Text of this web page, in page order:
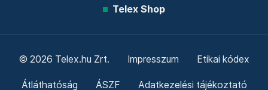
Telex Shop
© 2026 Telex.hu Zrt. Impresszum Etikai kódex
Átláthatóság ÁSZF Adatkezelési tájékoztató